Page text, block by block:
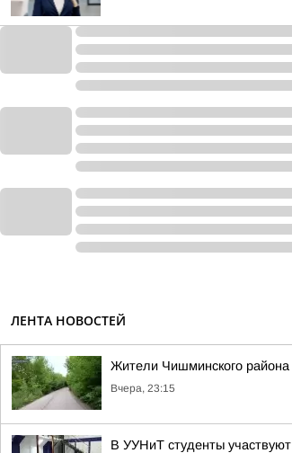
ЛЕНТА НОВОСТЕЙ
Жители Чишминского
Вчера, 23:15
В УУНиТ студенты